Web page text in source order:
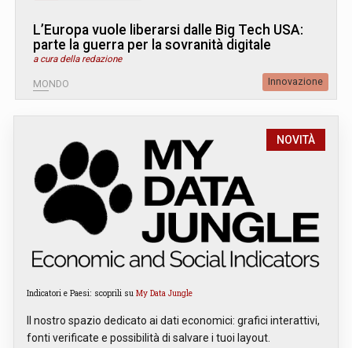
L’Europa vuole liberarsi dalle Big Tech USA:
parte la guerra per la sovranità digitale
a cura della redazione
MONDO Innovazione
NOVITÀ
Indicatori e Paesi: scoprili su My Data Jungle
Il nostro spazio dedicato ai dati economici: grafici interattivi,
fonti verificate e possibilità di salvare i tuoi layout.